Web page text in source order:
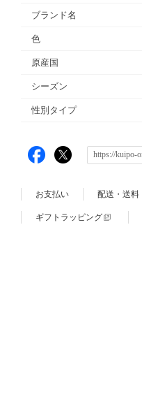
ブランド名
色
原産国
シーズン
性別タイプ
お支払い 配送・送料
ギフトラッピング